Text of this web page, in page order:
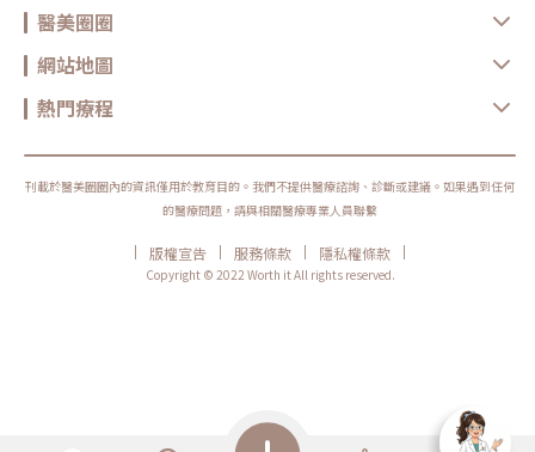
醫美圈圈
網站地圖
熱門療程
刊載於醫美圈圈內的資訊僅用於教育目的。我們不提供醫療諮詢、診斷或建議。如果遇到任何
的醫療問題，請與相關醫療專業人員聯繫
| 版權宣告 | 服務條款 | 隱私權條款
|
Copyright © 2022 Worth it All rights reserved.